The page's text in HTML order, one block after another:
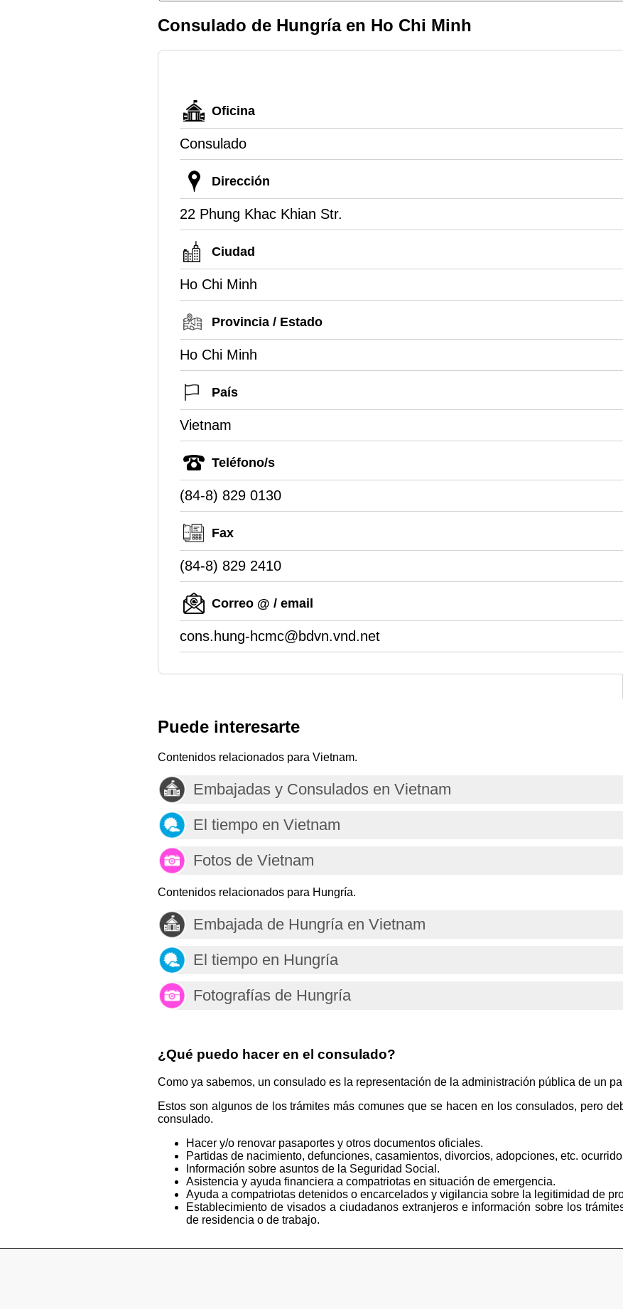
Consulado de Hungría en Ho Chi Minh
Oficina
Consulado
Dirección
22 Phung Khac Khian Str.
Ciudad
Ho Chi Minh
Provincia / Estado
Ho Chi Minh
País
Vietnam
Teléfono/s
(84-8) 829 0130
Fax
(84-8) 829 2410
Correo @ / email
cons.hung-hcmc@bdvn.vnd.net
Puede interesarte
Contenidos relacionados para Vietnam.
Embajadas y Consulados en Vietnam
El tiempo en Vietnam
Fotos de Vietnam
Contenidos relacionados para Hungría.
Embajada de Hungría en Vietnam
El tiempo en Hungría
Fotografías de Hungría
¿Qué puedo hacer en el consulado?
Como ya sabemos, un consulado es la representación de la administración pública de un
Estos son algunos de los trámites más comunes que se hacen en los consulados, pero
consulado.
Hacer y/o renovar pasaportes y otros documentos oficiales.
Partidas de nacimiento, defunciones, casamientos, divorcios, adopciones, etc.
Información sobre asuntos de la Seguridad Social.
Asistencia y ayuda financiera a compatriotas en situación de emergencia.
Ayuda a compatriotas detenidos o encarcelados y vigilancia sobre la legitimidad de
Establecimiento de visados a ciudadanos extranjeros e información sobre los
de residencia o de trabajo.